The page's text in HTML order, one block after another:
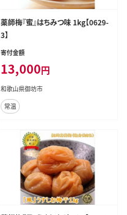
薬師梅『蜜』はちみつ味 1kg【0629-
3】
寄付金額
13,000円
和歌山県御坊市
常温